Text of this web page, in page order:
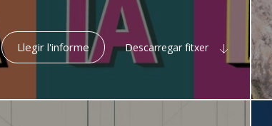
Llegir l'informe Descarregar fitxer